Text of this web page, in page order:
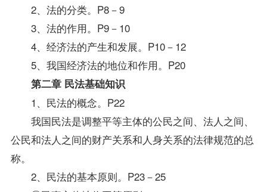
2、法的分类。P8－9
3、法的作用。P9－10
4、经济法的产生和发展。P10－12
5、我国经济法的地位和作用。P20
第二章 民法基础知识
1、民法的概念。P22
我国民法是调整平等主体的公民之间、法人之间、
公民和法人之间的财产关系和人身关系的法律规范的总
称。
2、民法的基本原则。P23－25